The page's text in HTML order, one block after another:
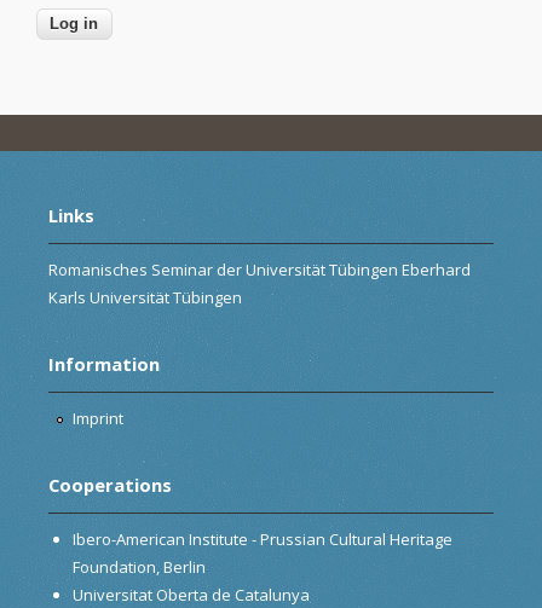
Links
Romanisches Seminar der Universität Tübingen Eberhard
Karls Universität Tübingen
Information
Imprint
Cooperations
Ibero-American Institute - Prussian Cultural Heritage
Foundation, Berlin
Universitat Oberta de Catalunya